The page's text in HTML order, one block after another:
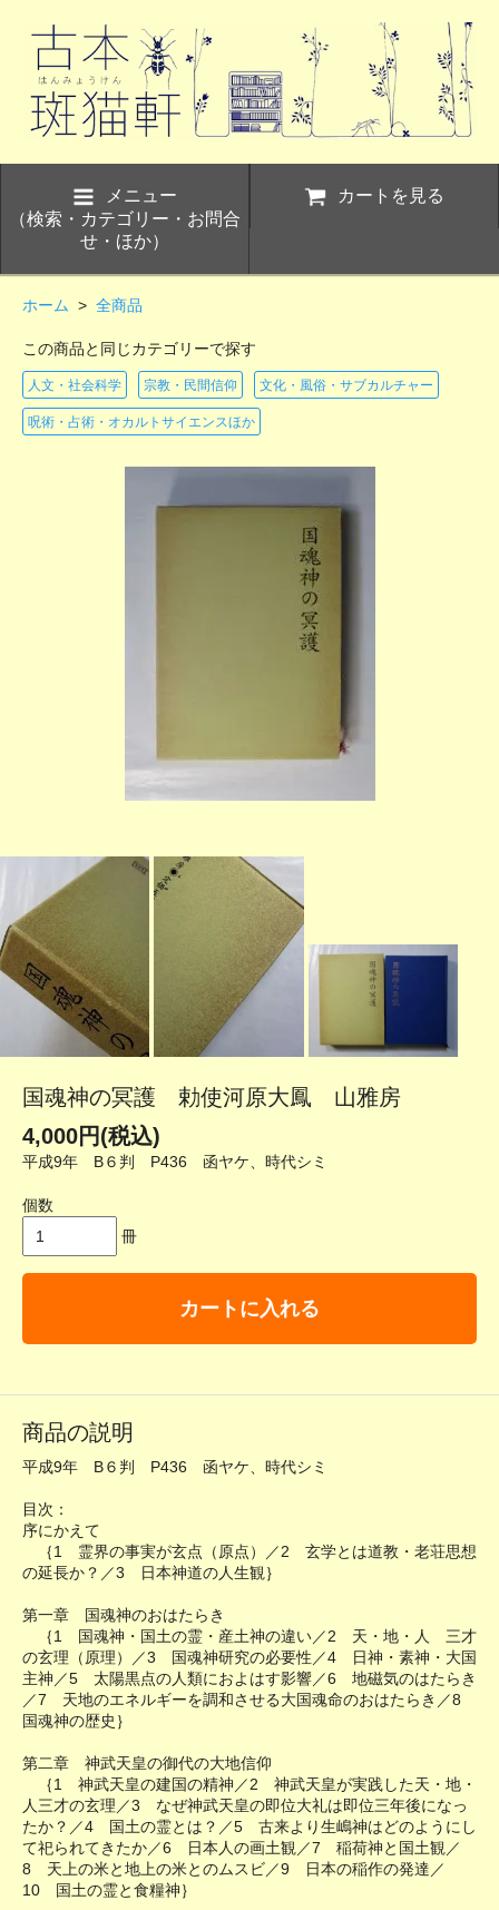
メニュー
（検索・カテゴリー・お問合
せ・ほか）
カートを見る
ホーム > 全商品
この商品と同じカテゴリーで探す
人文・社会科学 宗教・民間信仰 文化・風俗・サブカルチャー
呪術・占術・オカルトサイエンスほか
国魂神の冥護 勅使河原大鳳 山雅房
4,000円(税込)
平成9年 B６判 P436 函ヤケ、時代シミ
個数
冊
カートに入れる
商品の説明
平成9年 B６判 P436 函ヤケ、時代シミ
目次：
序にかえて
｛1 霊界の事実が玄点（原点）／2 玄学とは道教・老荘思想
の延長か？／3 日本神道の人生観｝
第一章 国魂神のおはたらき
｛1 国魂神・国土の霊・産土神の違い／2 天・地・人 三才
の玄理（原理）／3 国魂神研究の必要性／4 日神・素神・大国
主神／5 太陽黒点の人類におよはす影響／6 地磁気のはたらき
／7 天地のエネルギーを調和させる大国魂命のおはたらき／8
国魂神の歴史｝
第二章 神武天皇の御代の大地信仰
｛1 神武天皇の建国の精神／2 神武天皇が実践した天・地・
人三才の玄理／3 なぜ神武天皇の即位大礼は即位三年後になっ
たか？／4 国土の霊とは？／5 古来より生嶋神はどのようにし
て祀られてきたか／6 日本人の画土観／7 稲荷神と国土観／
8 天上の米と地上の米とのムスビ／9 日本の稲作の発達／
10 国土の霊と食糧神｝